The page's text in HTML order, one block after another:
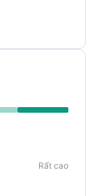
Rất cao